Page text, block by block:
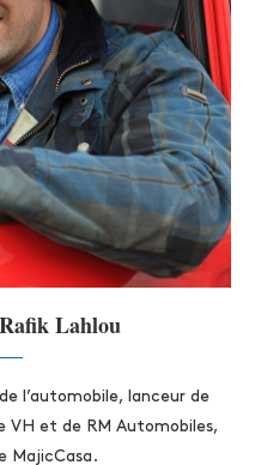
Lahlou
l’automobile, lanceur de
et de RM Automobiles,
MajicCasa.